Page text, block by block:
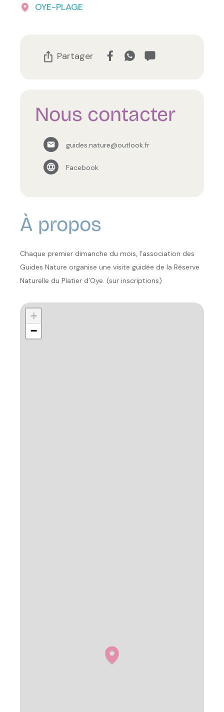
OYE-PLAGE
Partager
Nous contacter
guides.nature@outlook.fr
Facebook
À propos
Chaque premier dimanche du mois, l’association des
Guides Nature organise une visite guidée de la Réserve
Naturelle du Platier d’Oye. (sur inscriptions)
+
−